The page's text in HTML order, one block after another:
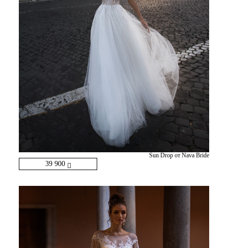
39 900
Sun Drop от Nava Bride